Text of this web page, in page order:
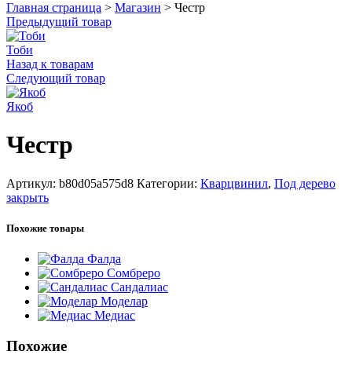
Главная страница > Магазин > Честр
Предыдущий товар
Тоби
Назад к товарам
Следующий товар
Якоб
Честр
Артикул: b80d05a575d8 Категории: Кварцвинил, Под дерево
закрыть
Похожие товары
Фалда
Сомбреро
Сандалиас
Моделар
Медиас
Похожие